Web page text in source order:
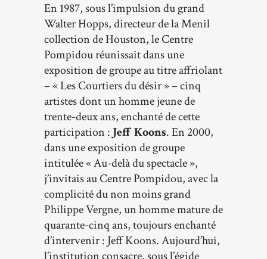
En 1987, sous l’impulsion du grand
Walter Hopps, directeur de la Menil
collection de Houston, le Centre
Pompidou réunissait dans une
exposition de groupe au titre affriolant
– « Les Courtiers du désir » – cinq
artistes dont un homme jeune de
trente-deux ans, enchanté de cette
participation : Jeff Koons. En 2000,
dans une exposition de groupe
intitulée « Au-delà du spectacle »,
j’invitais au Centre Pompidou, avec la
complicité du non moins grand
Philippe Vergne, un homme mature de
quarante-cinq ans, toujours enchanté
d’intervenir : Jeff Koons. Aujourd’hui,